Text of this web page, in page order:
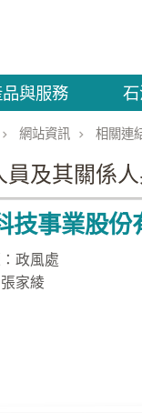
與服務
網站資訊 相關連
員及其關係
技事業股
政風處
家綾